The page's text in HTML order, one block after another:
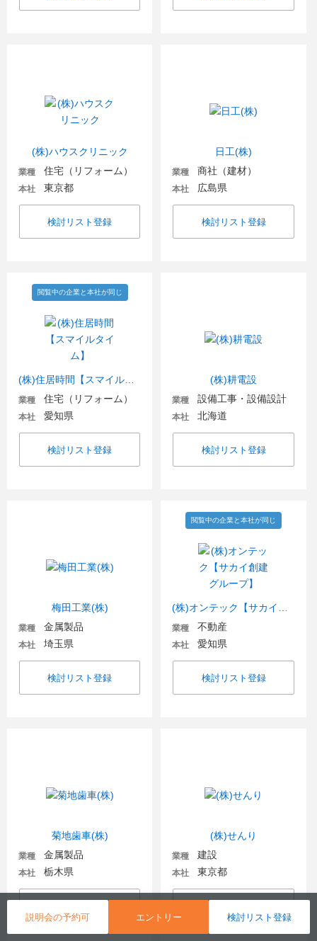
説明会の予約可 エントリー 検討リスト登録
(株)ハウスクリニック
業種 住宅（リフォーム）
本社 東京都
検討リスト登録
日工(株)
業種 商社（建材）
本社 広島県
検討リスト登録
閲覧中の企業と本社が同じ
業種 住宅（リフォーム）
本社 愛知県
検討リスト登録
(株)耕電設
業種 設備工事・設備設計
本社 北海道
検討リスト登録
梅田工業(株)
業種 金属製品
本社 埼玉県
検討リスト登録
閲覧中の企業と本社が同じ
業種 不動産
本社 愛知県
検討リスト登録
菊地歯車(株)
業種 金属製品
本社 栃木県
(株)せんり
業種 建設
本社 東京都